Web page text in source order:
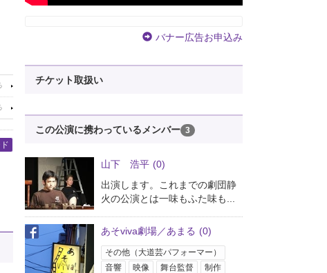
バナー広告お申込み
チケット取扱い
この公演に携わっているメンバー 3
山下 浩平 (0)
出演します。これまでの劇団静
火の公演とは一味もふた味も...
あそviva劇場／あまる (0)
その他（大道芸パフォーマー）
音響
映像 舞台監督
制作